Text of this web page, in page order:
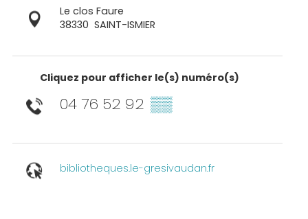
Le clos Faure
38330 SAINT-ISMIER
Cliquez pour afficher le(s) numéro(s)
04 76 52 92 ▒▒
bibliotheques.le-gresivaudan.fr